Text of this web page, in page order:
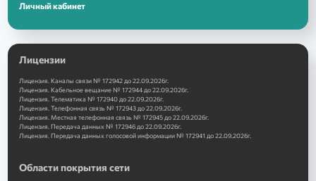
Личный кабинет
Лицензии
Лицензия. Каналы связи № 172942 до 22.09.2026г.
Лицензия. Кабельное вещание № 172944 до 22.09.2026г.
Лицензия. Телематика № 172940 до 22.09.2026г.
Лицензия. Телефонная связь № 172943 до 22.09.2026г.
Лицензия. Местная телефонная связь № 172945 до 22.09.2026г.
Лицензия. Передача данных № 172946 до 22.09.2026г.
Лицензия. Передача данных голосовой информации № 172941 до 22.09.2026г.
Области покрытия сети